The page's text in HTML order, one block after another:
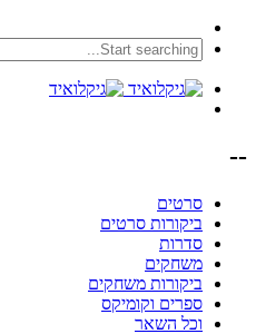
--
סרטים
ביקורות סרטים
סדרות
משחקים
ביקורות משחקים
ספרים וקומיקס
וכל השאר